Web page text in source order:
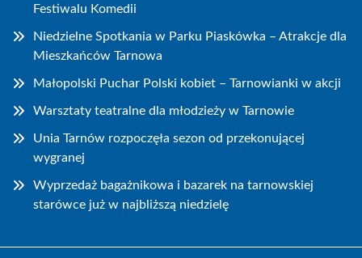
Festiwalu Komedii
Niedzielne Spotkania w Parku Piaskówka – Atrakcje dla
Mieszkańców Tarnowa
Małopolski Puchar Polski kobiet – Tarnowianki w akcji
Warsztaty teatralne dla młodzieży w Tarnowie
Unia Tarnów rozpoczęła sezon od przekonującej
wygranej
Wyprzedaż bagażnikowa i bazarek na tarnowskiej
starówce już w najbliższą niedzielę